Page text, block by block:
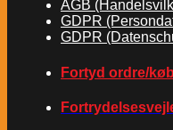
AGB
GDPR
GDPR
Fortyd ordre/køb